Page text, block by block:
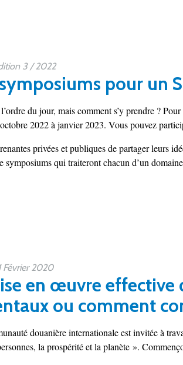
3 / 2022
pour un
du jour, mais comment s’y prendre ?
2022 à janvier 2023. Vous pouvez
privées et publiques de partager leurs
symposiums qui traiteront chacun d’un
Février 2020
en œuvre effective
ou comment
douanière internationale est invitée à
la prospérité et la planète ».